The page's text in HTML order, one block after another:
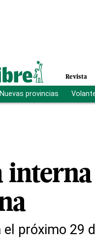
Revista
Nuevas provincias
próximo 29